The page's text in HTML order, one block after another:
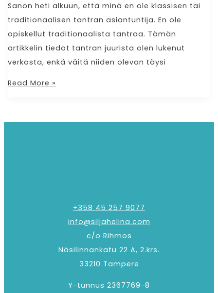
Sanon heti alkuun, että minä en ole klassisen tai
traditionaalisen tantran asiantuntija. En ole
opiskellut traditionaalista tantraa. Tämän
artikkelin tiedot tantran juurista olen lukenut
verkosta, enkä väitä niiden olevan täysi
Read More »
+358 45 257 9077
info@siljahelina.com
c/o Rihmos
Näsilinnankatu 22 A, 2.krs.
33210 Tampere
Y-tunnus 2367769-8